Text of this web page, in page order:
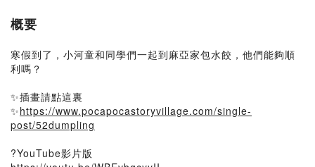
概要
寒假到了，小河童和同學們一起到麻亞家包水餃，他們能夠順
利嗎？
✨插畫請點這裏
✨https://www.pocapocastoryvillage.com/single-
post/52dumpling
?YouTube影片版